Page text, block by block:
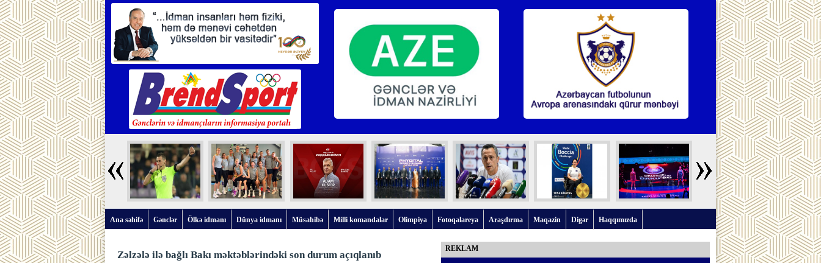
Ana səhifə Gənclər Ölkə idmanı Dünya idmanı Müsahibə Milli komandalar Olimpiya Fotoqalareya Araşdırma Maqazin Digər Haqqımızda
REKLAM
Zəlzələ ilə bağlı Bakı məktəblərindəki son durum açıqlanıb